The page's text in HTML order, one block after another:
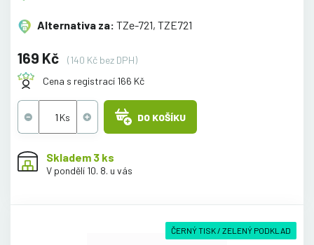
Alternativa za: TZe-721, TZE721
169 Kč
(140 Kč bez DPH)
Cena s registrací 166 Kč
DO KOŠÍKU
Skladem 3 ks
V pondělí 10. 8. u vás
ČERNÝ TISK / ZELENÝ PODKLAD